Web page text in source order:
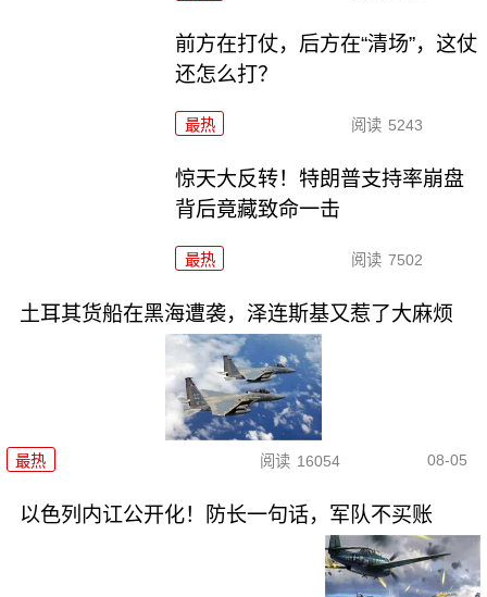
前方在打仗，后方在“清场”，这仗
还怎么打？
最热 阅读 5243
惊天大反转！特朗普支持率崩盘
背后竟藏致命一击
最热 阅读 7502
土耳其货船在黑海遭袭，泽连斯基又惹了大麻烦
最热 阅读 16054 08-05
以色列内讧公开化！防长一句话，军队不买账